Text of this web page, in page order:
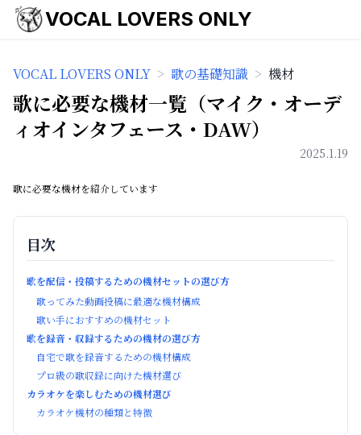
VOCAL LOVERS ONLY
VOCAL LOVERS ONLY > 歌の基礎知識 > 機材
歌に必要な機材一覧（マイク・オーデ
ィオインタフェース・DAW）
2025.1.19
歌に必要な機材を紹介しています
目次
歌を配信・投稿するための機材セットの選び方
歌ってみた動画投稿に最適な機材構成
歌い手におすすめの機材セット
歌を録音・収録するための機材の選び方
自宅で歌を録音するための機材構成
プロ級の歌収録に向けた機材選び
カラオケを楽しむための機材選び
カラオケ機材の種類と特徴